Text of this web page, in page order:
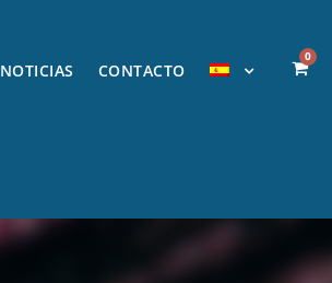
NOTICIAS CONTACTO
0